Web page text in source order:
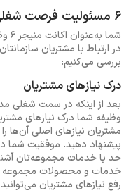
6 مسئولیت فرصت شغلی Account Manager
بررسی می‌کنیم:
درک نیازهای مشتریان
بعد از اینکه در سمت شغلی
وظیفه شما درک نیازهای
مشتریان نیازهای اصلی آن‌ها
پیشنهاد دهید. موفقیت شما
حد با خدمات مجموعه‌تان
خدمات و محصولات مجموعه
رفع نیازهای مشتریان می‌توانید